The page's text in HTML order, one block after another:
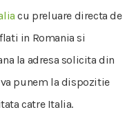
cu preluare directa de
in Romania si
la adresa solicita din
punem la dispozitie
catre Italia.